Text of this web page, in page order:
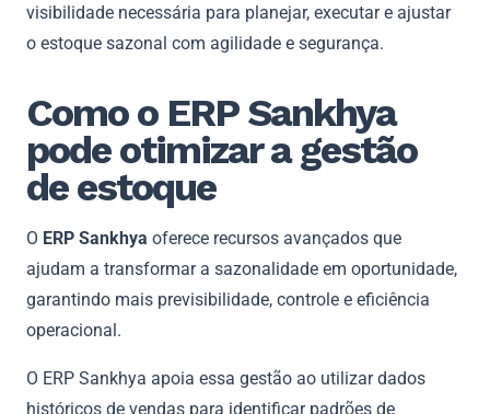
visibilidade necessária para planejar, executar e ajustar
o estoque sazonal com agilidade e segurança.
Como o ERP Sankhya
pode otimizar a gestão
de estoque
O ERP Sankhya oferece recursos avançados que
ajudam a transformar a sazonalidade em oportunidade,
garantindo mais previsibilidade, controle e eficiência
operacional.
O ERP Sankhya apoia essa gestão ao utilizar dados
históricos de vendas para identificar padrões de